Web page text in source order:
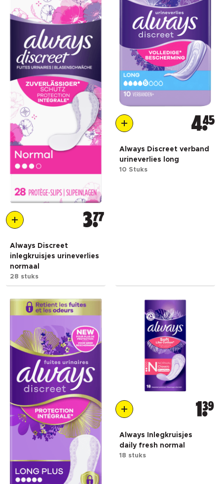
377
Always Discreet
inlegkruisjes urineverlies
normaal
28 stuks
445
Always Discreet verband
urineverlies long
10 Stuks
1 39
Always Inlegkruisjes
daily fresh normal
18 stuks